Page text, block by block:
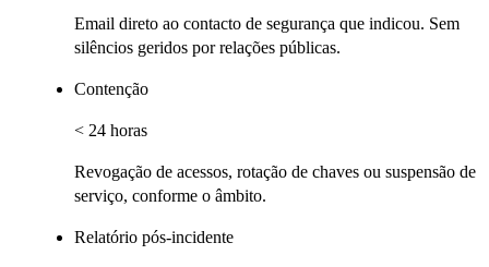
Email direto ao contacto de segurança que indicou. Sem
silêncios geridos por relações públicas.
Contenção
< 24 horas
Revogação de acessos, rotação de chaves ou suspensão de
serviço, conforme o âmbito.
Relatório pós-incidente